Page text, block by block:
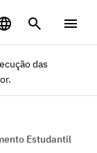
das
Estudantil